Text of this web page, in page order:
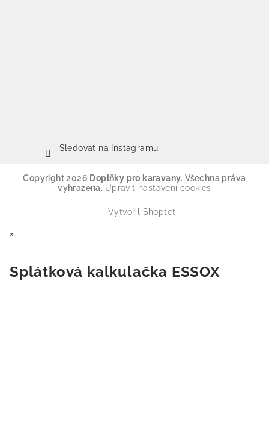
Sledovat na Instagramu
Copyright 2026 Doplňky pro karavany. Všechna práva
vyhrazena. Upravit nastavení cookies
Vytvořil Shoptet
×
Splátková kalkulačka ESSOX